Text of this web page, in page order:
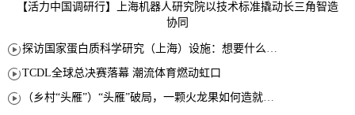
【活力中国调研行】上海机器人研究院以技术标准撬动长三角智造
协同
探访国家蛋白质科学研究（上海）设施：想要什么蛋白 AI直接设计合成
TCDL全球总决赛落幕 潮流体育燃动虹口
（乡村“头雁”）“头雁”破局，一颗火龙果如何造就沪上乡村特色产业化路径